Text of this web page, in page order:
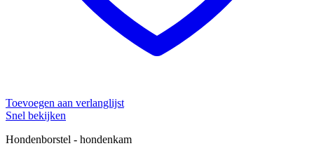
Toevoegen aan verlanglijst
Snel bekijken
Hondenborstel - hondenkam